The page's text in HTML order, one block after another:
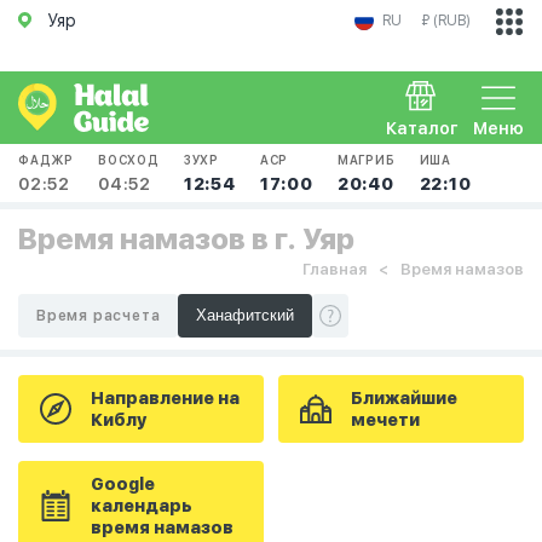
Уяр RU ₽ (RUB)
Меню
Каталог
ФАДЖР
02:52
ВОСХОД
04:52
ЗУХР
12:54
АСР
17:00
МАГРИБ
20:40
ИША
22:10
Время намазов в г. Уяр
Главная Время намазов
Время расчета
Направление на
Киблу
Ближайшие
мечети
Google
календарь
время намазов